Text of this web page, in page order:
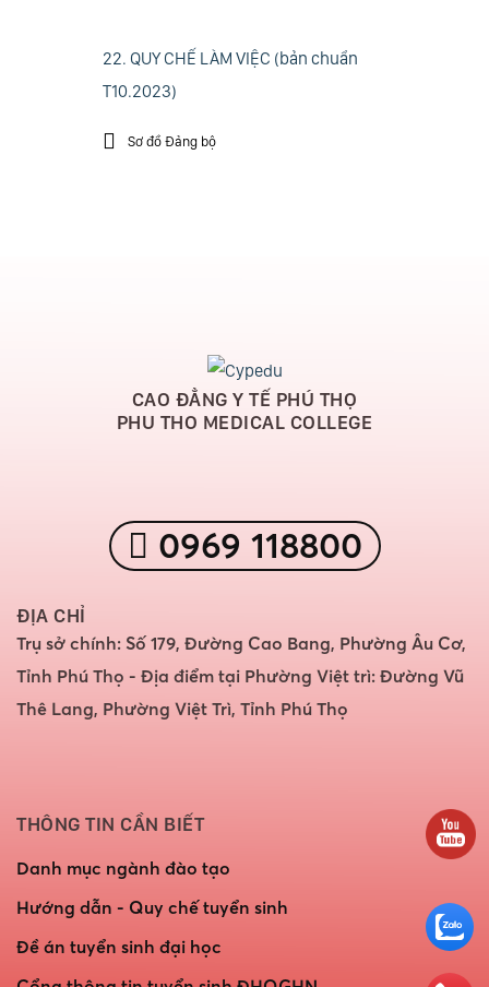
22. QUY CHẾ LÀM VIỆC (bản chuẩn
T10.2023)
Sơ đồ Đảng bộ
CAO ĐẲNG Y TẾ PHÚ THỌ
PHU THO MEDICAL COLLEGE
0969 118800
ĐỊA CHỈ
Trụ sở chính: Số 179, Đường Cao Bang, Phường Âu Cơ,
Tỉnh Phú Thọ - Địa điểm tại Phường Việt trì: Đường Vũ
Thê Lang, Phường Việt Trì, Tỉnh Phú Thọ
THÔNG TIN CẦN BIẾT
Danh mục ngành đào tạo
Hướng dẫn - Quy chế tuyển sinh
Đề án tuyển sinh đại học